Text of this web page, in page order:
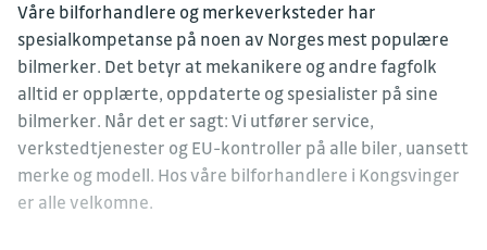
Våre bilforhandlere og merkeverksteder har
spesialkompetanse på noen av Norges mest populære
bilmerker. Det betyr at mekanikere og andre fagfolk
alltid er opplærte, oppdaterte og spesialister på sine
bilmerker. Når det er sagt: Vi utfører service,
verkstedtjenester og EU-kontroller på alle biler, uansett
merke og modell. Hos våre bilforhandlere i Kongsvinger
er alle velkomne.